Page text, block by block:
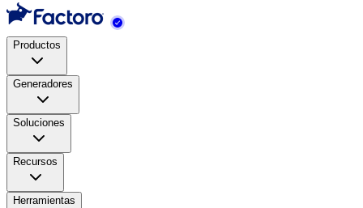
Productos
Generadores
Soluciones
Recursos
Herramientas